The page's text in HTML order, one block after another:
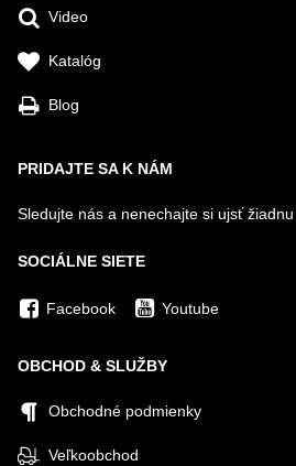
Video
Katalóg
Blog
PRIDAJTE SA K NÁM
Sledujte nás a nenechajte si ujsť
SOCIÁLNE SIETE
Facebook Youtube
OBCHOD & SLUŽBY
Obchodné podmienky
Veľkoobchod